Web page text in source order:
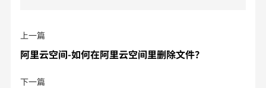
上一篇
阿里云空间-如何在阿里云空间里删除文件？
下一篇